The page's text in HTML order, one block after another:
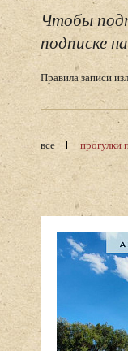
Чтобы
подписке
Правила записи
все прогулки